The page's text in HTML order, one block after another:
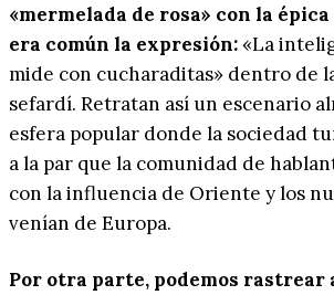
«mermelada de rosa» con la
era común la expresión:«La
mide con cucharaditas» dentro de
sefardí. Retratan así un escenario
esfera popular donde la sociedad
a la par que la comunidad de
con la influencia de Oriente y los
venían de Europa.
Por otra parte, podemos rastrear